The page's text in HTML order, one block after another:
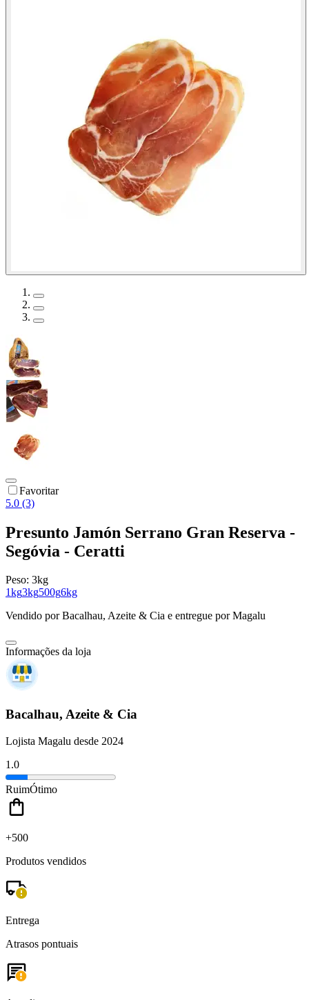
Favoritar
5.0 (3)
Presunto Jamón Serrano Gran Reserva -
Segóvia - Ceratti
Peso: 3kg
1kg3kg500g6kg
Vendido porBacalhau, Azeite & Cia e entregue por Magalu
Informações da loja
Bacalhau, Azeite & Cia
Lojista Magalu desde 2024
1.0
RuimÓtimo
+500
Produtos vendidos
Entrega
Atrasos pontuais